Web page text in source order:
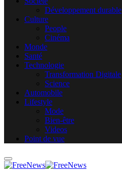
Développement durable
Culture
People
Cinéma
Monde
Santé
Technologie
Transformation Digitale
Science
Automobile
Lifestyle
Mode
Bien-être
Videos
Point de vue